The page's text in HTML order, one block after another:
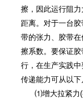
擦，因此运行阻
距离。对于一台
带的张力、胶带
擦系数。要保证
行，在生产实践
传递能力可从以
⑴增大拉紧力(